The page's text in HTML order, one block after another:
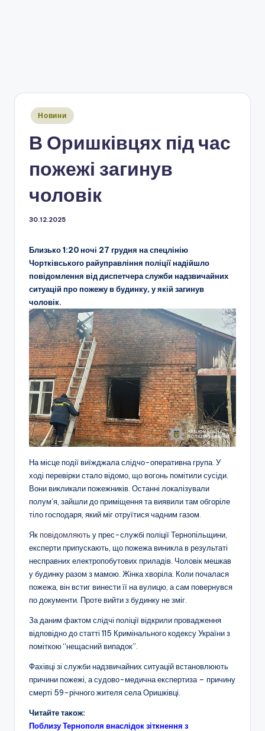
Опубліковано
Новини
В Оришківцях під час
пожежі загинув
чоловік
30.12.2025
Близько 1:20 ночі 27 грудня на спецлінію
Чортківського райуправління поліції надійшло
повідомлення від диспетчера служби надзвичайних
ситуацій про пожежу в будинку, у якій загинув
чоловік.
На місце події виїжджала слідчо-оперативна група. У
ході перевірки стало відомо, що вогонь помітили сусіди.
Вони викликали пожежників. Останні локалізували
полум’я, зайшли до приміщення та виявили там обгоріле
тіло господаря, який міг отруїтися чадним газом.
Як повідомляютьу прес-службі поліції Тернопільщини,
експерти припускають, що пожежа виникла в результаті
несправних електропобутових приладів. Чоловік мешкав
у будинку разом з мамою. Жінка хворіла. Коли почалася
пожежа, він встиг винести її на вулицю, а сам повернувся
по документи. Проте вийти з будинку не зміг.
За даним фактом слідчі поліції відкрили провадження
відповідно до статті 115 Кримінального кодексу України з
поміткою “нещасний випадок”.
Фахівці зі служби надзвичайних ситуацій встановлюють
причини пожежі, а судово-медична експертиза – причину
смерті 59-річного жителя села Оришківці.
Читайте також:
Поблизу Тернополя внаслідок зіткнення з